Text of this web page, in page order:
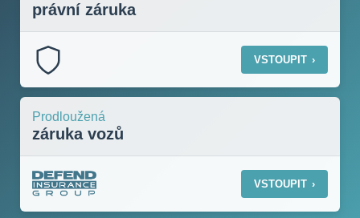
právní záruka
VSTOUPIT ›
Prodloužená
záruka vozů
VSTOUPIT ›